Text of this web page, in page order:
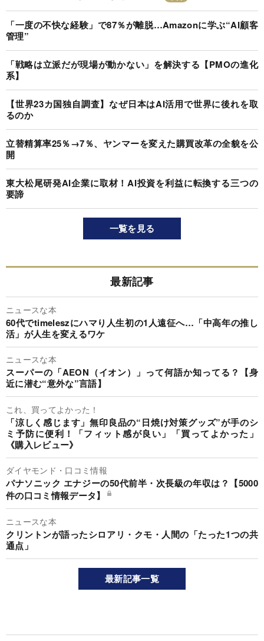
「一度の不快な経験」で87％が離脱…Amazonに学ぶ“AI顧客
管理”
「戦略は立派だが現場が動かない」を解決する【PMOの進化
系】
【世界23カ国独自調査】なぜ日本はAI活用で世界に後れを取
るのか
立替精算率25％→7％、ヤンマーを変えた購買改革の全貌を公
開
東大松尾研発AI企業に取材！AI投資を利益に転換する三つの
要諦
一覧を見る
最新記事
ニュースな本
60代でtimeleszにハマり人生初の1人遠征へ…「中高年の推し
活」が人生を変えるワケ
ニュースな本
スーパーの「AEON（イオン）」って何語か知ってる？【身
近に潜む“意外な”言語】
これ、買ってよかった！
「涼しく感じます」無印良品の“日焼け対策グッズ”が手のシ
ミ予防に便利！「フィット感が良い」「買ってよかった」
《購入レビュー》
ダイヤモンド・口コミ情報
パナソニック エナジーの50代前半・次長級の年収は？【5000
件の口コミ情報データ】
ニュースな本
クリントンが語ったシロアリ・クモ・人間の「たった1つの共
通点」
最新記事一覧